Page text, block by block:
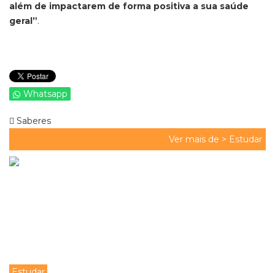
além de impactarem de forma positiva a sua saúde
geral”.
Whatsapp
Saberes
Ver mais de > Estudar